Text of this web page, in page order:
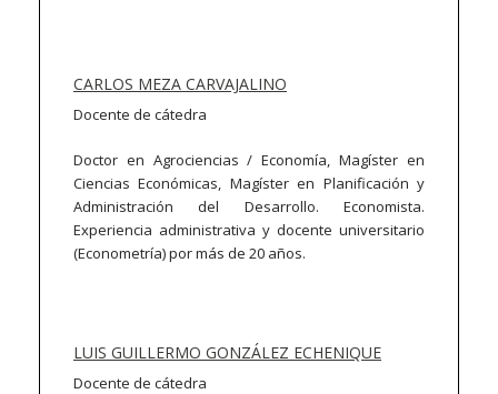
CARLOS MEZA CARVAJALINO
Docente de cátedra
Doctor en Agrociencias / Economía, Magíster en
Ciencias Económicas, Magíster en Planificación y
Administración del Desarrollo. Economista.
Experiencia administrativa y docente universitario
(Econometría) por más de 20 años.
LUIS GUILLERMO GONZÁLEZ ECHENIQUE
Docente de cátedra